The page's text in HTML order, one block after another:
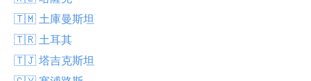
🇹🇲 土庫曼斯坦
🇹🇷 土耳其
🇹🇯 塔吉克斯坦